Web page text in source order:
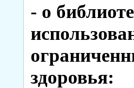
- о
здоровья: